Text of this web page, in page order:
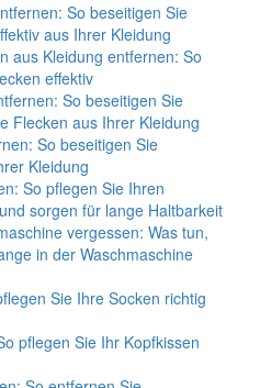
So beseitigen Sie
aus Ihrer Kleidung
aus Kleidung entfernen: So
effektiv
So beseitigen Sie
Flecken aus Ihrer Kleidung
So beseitigen Sie
Kleidung
So pflegen Sie Ihren
sorgen für lange Haltbarkeit
vergessen: Was tun,
in der Waschmaschine
Sie Ihre Socken richtig
pflegen Sie Ihr Kopfkissen